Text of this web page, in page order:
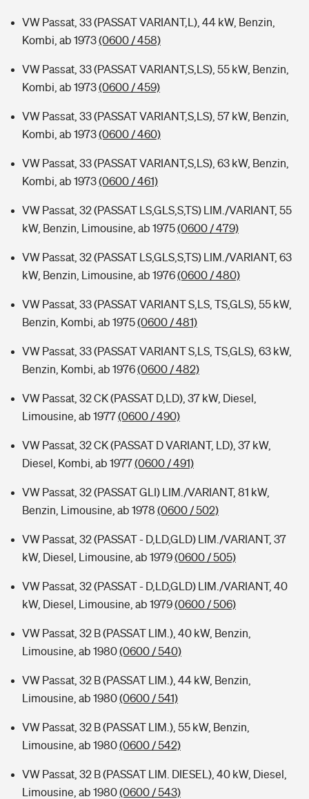
VW Passat, 33 (PASSAT VARIANT,L), 44 kW, Benzin,
Kombi, ab 1973(0600 / 458)
VW Passat, 33 (PASSAT VARIANT,S,LS), 55 kW, Benzin,
Kombi, ab 1973(0600 / 459)
VW Passat, 33 (PASSAT VARIANT,S,LS), 57 kW, Benzin,
Kombi, ab 1973(0600 / 460)
VW Passat, 33 (PASSAT VARIANT,S,LS), 63 kW, Benzin,
Kombi, ab 1973(0600 / 461)
VW Passat, 32 (PASSAT LS,GLS,S,TS) LIM./VARIANT, 55
kW, Benzin, Limousine, ab 1975(0600 / 479)
VW Passat, 32 (PASSAT LS,GLS,S,TS) LIM./VARIANT, 63
kW, Benzin, Limousine, ab 1976(0600 / 480)
VW Passat, 33 (PASSAT VARIANT S,LS, TS,GLS), 55 kW,
Benzin, Kombi, ab 1975(0600 / 481)
VW Passat, 33 (PASSAT VARIANT S,LS, TS,GLS), 63 kW,
Benzin, Kombi, ab 1976(0600 / 482)
VW Passat, 32 CK (PASSAT D,LD), 37 kW, Diesel,
Limousine, ab 1977(0600 / 490)
VW Passat, 32 CK (PASSAT D VARIANT, LD), 37 kW,
Diesel, Kombi, ab 1977(0600 / 491)
VW Passat, 32 (PASSAT GLI) LIM./VARIANT, 81 kW,
Benzin, Limousine, ab 1978 (0600 / 502)
VW Passat, 32 (PASSAT - D,LD,GLD) LIM./VARIANT, 37
kW, Diesel, Limousine, ab 1979(0600 / 505)
VW Passat, 32 (PASSAT - D,LD,GLD) LIM./VARIANT, 40
kW, Diesel, Limousine, ab 1979(0600 / 506)
VW Passat, 32 B (PASSAT LIM.), 40 kW, Benzin,
Limousine, ab 1980(0600 / 540)
VW Passat, 32 B (PASSAT LIM.), 44 kW, Benzin,
Limousine, ab 1980(0600 / 541)
VW Passat, 32 B (PASSAT LIM.), 55 kW, Benzin,
Limousine, ab 1980(0600 / 542)
VW Passat, 32 B (PASSAT LIM. DIESEL), 40 kW, Diesel,
Limousine, ab 1980(0600 / 543)